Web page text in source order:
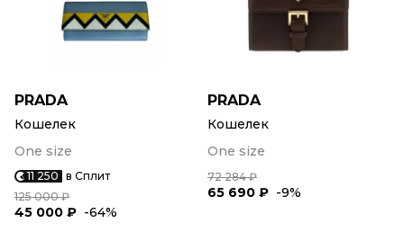
PRADA
Кошелек
One size
11 250 в Сплит
125 000 ₽
45 000 ₽ -64%
PRADA
Кошелек
One size
72 284 ₽
65 690 ₽ -9%